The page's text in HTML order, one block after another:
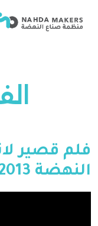
فلم قصير
النهضة 2013